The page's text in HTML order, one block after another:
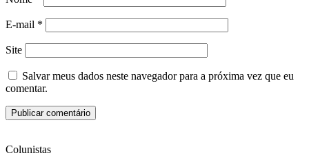
E-mail *
Site
Salvar meus dados neste navegador para a próxima vez que eu
comentar.
Colunistas